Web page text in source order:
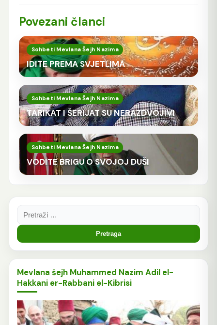
Povezani članci
Sohbeti Mevlana Šejh Nazima
IDITE PREMA SVJETLIMA
Sohbeti Mevlana Šejh Nazima
TARIKAT I ŠERIJAT SU NERAZDVOJIVI
Sohbeti Mevlana Šejh Nazima
VODITE BRIGU O SVOJOJ DUŠI
Pretraga:
Mevlana šejh Muhammed Nazim Adil el-
Hakkani er-Rabbani el-Kibrisi